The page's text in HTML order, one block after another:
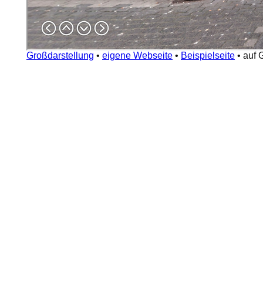
Großdarstellung • eigene Webseite • Beispielseite • auf